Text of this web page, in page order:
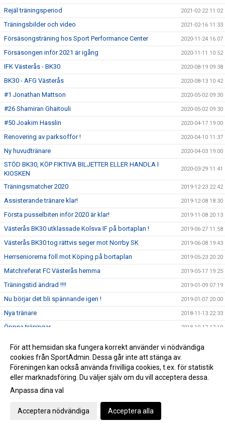
Rejäl träningsperiod 2021-02-22 11:02
Träningsbilder och video 2021-02-16 11:33
Försäsongsträning hos Sport Performance Center 2020-11-24 16:07
Försäsongen inför 2021 är igång 2020-11-11 10:52
IFK Västerås - BK30 2020-08-19 09:38
BK30 - AFG Västerås 2020-08-13 10:42
#1 Jonathan Mattson 2020-05-02 09:30
#26 Shamiran Ghaitouli 2020-05-02 09:30
#50 Joakim Hasslin 2020-04-17 19:00
Renovering av parksoffor ! 2020-04-10 11:37
Ny huvudtränare 2020-04-03 19:00
STÖD BK30, KÖP FIKTIVA BILJETTER ELLER HANDLA I
KIOSKEN
2020-03-29 11:41
Träningsmatcher 2020 2019-12-23 22:42
Assisterande tränare klar! 2019-12-08 18:30
Första pusselbiten inför 2020 är klar! 2019-11-08 20:13
Västerås BK30 utklassade Kolsva IF på bortaplan ! 2019-06-27 11:58
Västerås BK30 tog rättvis seger mot Norrby SK 2019-06-08 19:43
Herrseniorerna föll mot Köping på bortaplan 2019-05-23 20:20
Matchreferat FC Västerås hemma 2019-05-17 19:25
Träningstid ändrad !!!! 2019-01-09 07:19
Nu börjar det bli spännande igen ! 2019-01-07 20:00
Nya tränare 2018-11-13 22:33
Öppna träningar 2018-10-17 17:10
Då var höstsäsongen igång!
Vinst i sista matchen innan uppehållet! 2018-06-21 10:28
Vändning och seger mot Assyriska
Nästa Hemmamatch: Kungsör BK 2/6 15:00
För att hemsidan ska fungera korrekt använder vi nödvändiga
cookies från SportAdmin. Dessa går inte att stänga av.
Föreningen kan också använda frivilliga cookies, t.ex. för statistik
eller marknadsföring. Du väljer själv om du vill acceptera dessa.
Anpassa dina val
Acceptera nödvändiga Acceptera alla